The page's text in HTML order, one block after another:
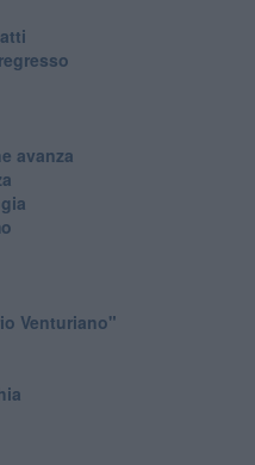
avanza
Venturiano"